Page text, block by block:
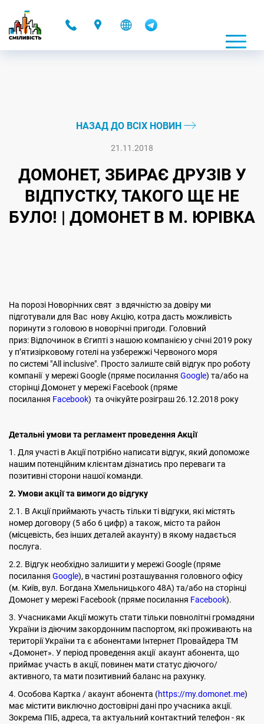
НАЗАД ДО ВСІХ НОВИН
21.11.2018
ДОМОНЕТ, ЗБИРАЄ ДРУЗІВ У
ВІДПУСТКУ, ТАКОГО ЩЕ НЕ
БУЛО! | ДОМОНЕТ В М. ЮРІВКА
На порозі Новорічних свят з вдячністю за довіру ми
підготували для Вас нову Акцію, котра дасть можливість
поринути з головою в новорічні пригоди. Головний
приз: Відпочинок в Єгипті з нашою компанією у січні 2019 року
у п’ятизірковому готелі на узбережжі Червоного моря
по системі "All inclusive". Просто залиште свій відгук про роботу
компанії у мережі Google (пряме посилання Google) та/або на
сторінці Домонет у мережі Facebook (пряме
посилання Facebook) та очікуйте розіграш 26.12.2018 року
Детальні умови та регламент проведення Акції
1. Для участі в Акції потрібно написати відгук, який допоможе
нашим потенційним клієнтам дізнатись про переваги та
позитивні сторони нашої команди.
2. Умови акції та вимоги до відгуку
2.1. В Акції приймають участь тільки ті відгуки, які містять
номер договору (5 або 6 цифр) а також, місто та район
(місцевість, без інших деталей акаунту) в якому надається
послуга.
2.2. Відгук необхідно залишити у мережі Google (пряме
посилання Google), в частині розташування головного офісу
(м. Київ, вул. Богдана Хмельницького 48А) та/або на сторінці
Домонет у мережі Facebook (пряме посилання Facebook).
3. Учасниками Акції можуть стати тільки повнолітні громадяни
України із діючим закордонним паспортом, які проживають на
території України та є абонентами Інтернет Провайдера ТМ
«Домонет». У період проведення акції акаунт абонента, що
приймає участь в акції, повинен мати статус діючого/
активного, та мати позитивний баланс на рахунку.
4. Особова Картка / акаунт абонента (https://my.domonet.me)
має містити виключно достовірні дані про учасника акції.
Зокрема ПІБ, адреса, та актуальний контактний телефон - як